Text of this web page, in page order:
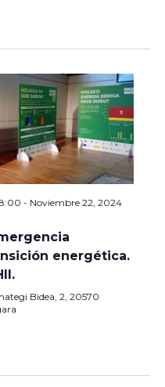
- Noviembre 22, 2024
energética.
Bidea, 2, 20570